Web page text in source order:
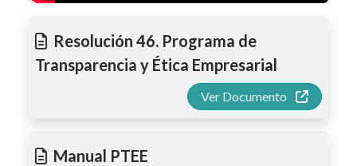
Resolución 46. Programa de
Transparencia y Ética Empresarial
Ver Documento
Manual PTEE